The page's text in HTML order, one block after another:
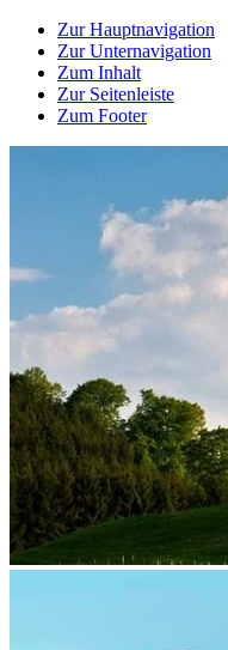
Zur Hauptnavigation
Zur Unternavigation
Zum Inhalt
Zur Seitenleiste
Zum Footer